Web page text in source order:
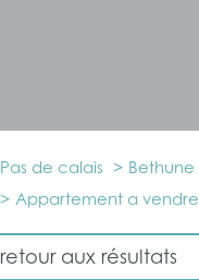
Pas de calais
Bethune
Appartement a vendre
retour aux résultats